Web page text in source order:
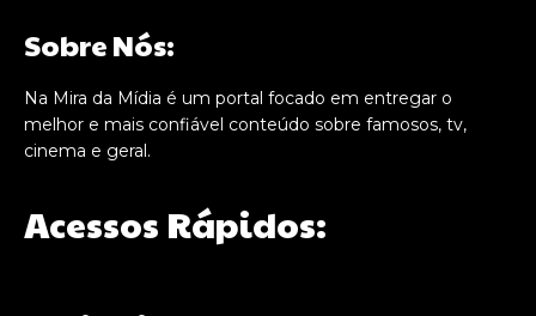
Sobre Nós:
Na Mira da Mídia é um portal focado em entregar o
melhor e mais confiável conteúdo sobre famosos, tv,
cinema e geral.
Acessos Rápidos: